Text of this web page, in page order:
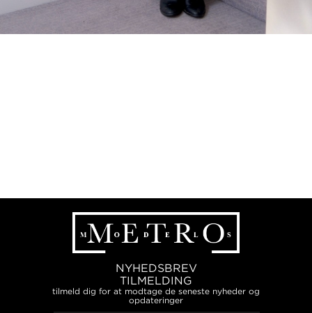
NYHEDSBREV
TILMELDING
tilmeld dig for at modtage de seneste nyheder og
opdateringer